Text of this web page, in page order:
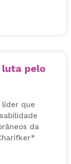
luta pelo
que
da